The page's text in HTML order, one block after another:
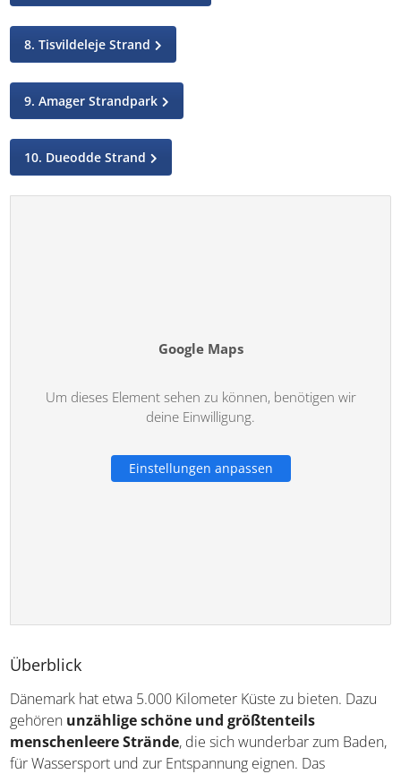
7. Kerteminde Nordstrand
8. Tisvildeleje Strand
9. Amager Strandpark
10. Dueodde Strand
Um dieses Element sehen zu können, benötigen wir
Dänemark hat etwa 5.000 Kilometer Küste zu bieten. Dazu
gehörenunzählige schöne und größtenteils
menschenleere Strände, die sich wunderbar zum